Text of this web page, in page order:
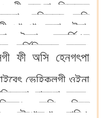
মতুংদা ফিতনেস
রেজিস্তর অসি
খোঙথাং অমা ওইনা,
লৈবা কম্মর্সিএল
সর্তিফিকেত অমসুং
ফী অসি হেনগৎপা
ভেহিকলগী ওইনা
য়াদ্রবা অমসুং
অসি রিন্যু
লৌথোকপা য়ারি।